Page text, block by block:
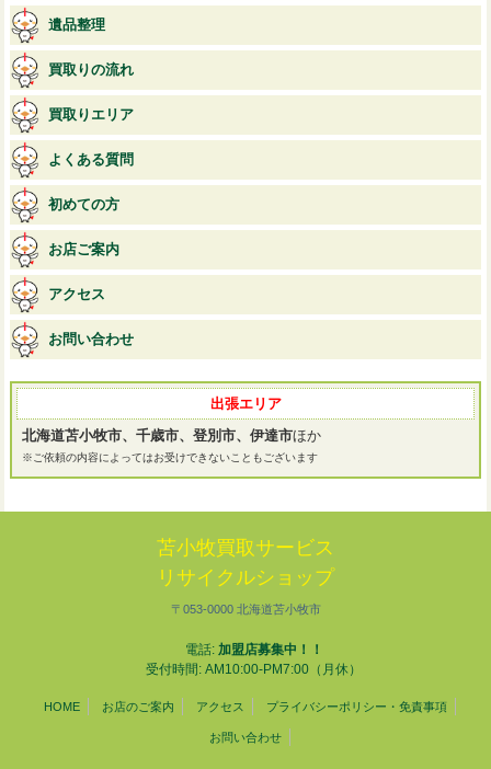
遺品整理
買取りの流れ
買取りエリア
よくある質問
初めての方
お店ご案内
アクセス
お問い合わせ
出張エリア
北海道苫小牧市、千歳市、登別市、伊達市ほか
※ご依頼の内容によってはお受けできないこともございます
苫小牧買取サービス
リサイクルショップ
〒053-0000 北海道苫小牧市
電話: 加盟店募集中！！
受付時間: AM10:00-PM7:00（月休）
HOME お店のご案内 アクセス プライバシーポリシー・免責事項
お問い合わせ